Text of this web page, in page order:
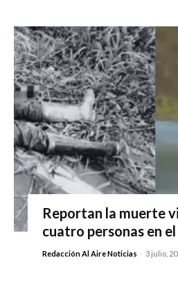
Reportan la muerte
cuatro personas en
Redacción Al Aire Noticias - 3 julio,